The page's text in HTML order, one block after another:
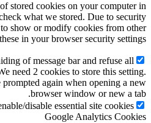
stored cookies on your computer in
what we stored. Due to security
show or modify cookies from other
in your browser security settings.
of message bar and refuse all
need 2 cookies to store this setting.
again when opening a new
browser window or new a tab.
disable essential site cookies.
Google Analytics Cookies